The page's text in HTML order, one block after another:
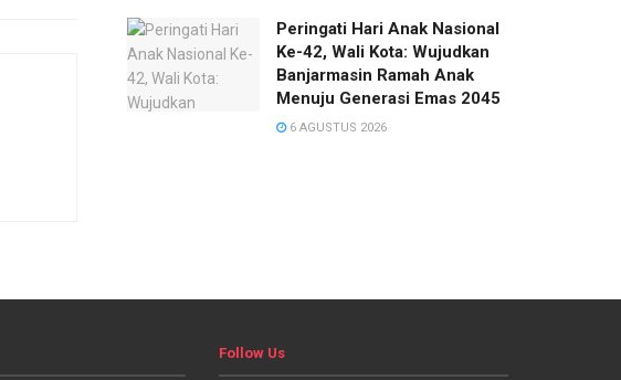
Peringati Hari Anak Nasional
Ke-42, Wali Kota: Wujudkan
Banjarmasin Ramah Anak
Menuju Generasi Emas 2045
6 AGUSTUS 2026
Follow Us